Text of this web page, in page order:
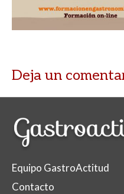
Deja un
Equipo GastroActitud
Contacto